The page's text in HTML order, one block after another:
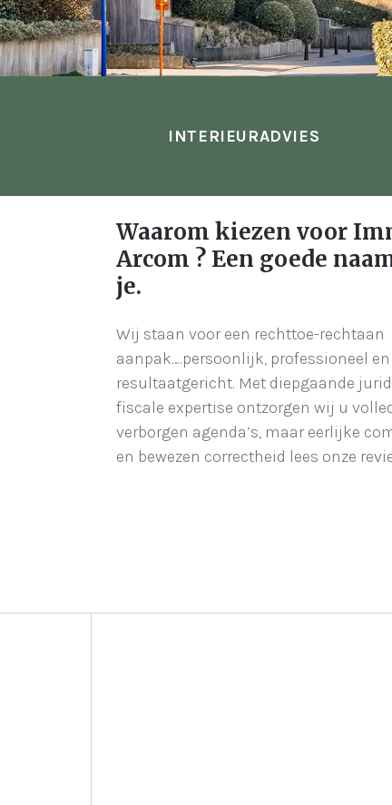
INTERIEURADVIES
Waarom kiezen voor
Arcom ? Een goede
je.
Wij staan voor een rechttoe-rechtaan
aanpak….persoonlijk, professioneel en
resultaatgericht. Met diepgaande
fiscale expertise ontzorgen wij u
verborgen agenda’s, maar eerlijke
en bewezen correctheid lees onze